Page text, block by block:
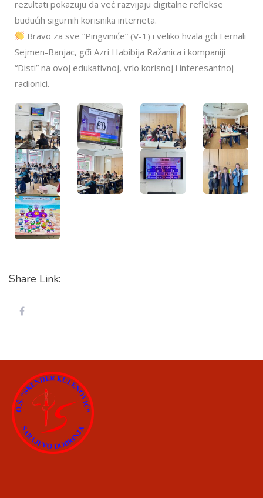
rezultati pokazuju da već razvijaju digitalne reflekse
budućih sigurnih korisnika interneta.
Bravo za sve “Pingviniće” (V-1) i veliko hvala gđi Fernali
Sejmen-Banjac, gđi Azri Habibija Ražanica i kompaniji
“Disti” na ovoj edukativnoj, vrlo korisnoj i interesantnoj
radionici.
Share Link: